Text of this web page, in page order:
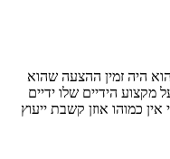
אותו הוא היה זמין ההצעה שהוא
מקצוע הידיים שלו ידיים
כמוהו אוזן קשבת ייעוץ